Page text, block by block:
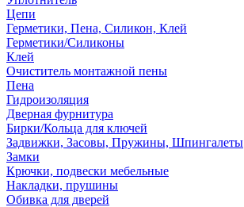
Цепи
Герметики, Пена, Силикон, Клей
Герметики/Силиконы
Клей
Очиститель монтажной пены
Пена
Гидроизоляция
Дверная фурнитура
Бирки/Кольца для ключей
Задвижки, Засовы, Пружины, Шпингалеты
Замки
Крючки, подвески мебельные
Накладки, прушины
Обивка для дверей